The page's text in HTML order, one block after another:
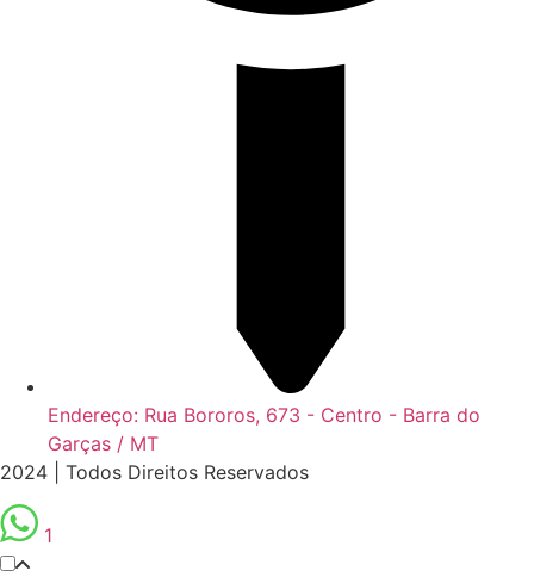
Endereço: Rua Bororos, 673 - Centro - Barra do
Garças / MT
2024 | Todos Direitos Reservados
1